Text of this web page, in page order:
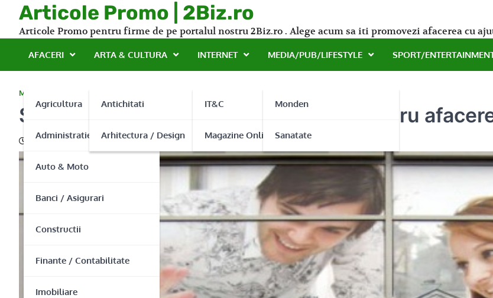
content
Articole Promo | 2Biz.ro
Articole Promo pentru firme de pe portalul nostru 2Biz.ro . Alege acum sa iti promovezi afacerea cu
AFACERI
Agricultura
Administratie Publica
Auto & Moto
Banci / Asigurari
Constructii
Finante / Contabilitate
Imobiliare
ARTA & CULTURA
Antichitati
Arhitectura / Design
INTERNET
IT&C
Magazine Online
MEDIA/PUB/LIFESTYLE
Monden
Sanatate
SPORT/
MEDIA/PUB/LIFESTYLE
Sepia Print – promovare de calitate pentru
11/04/2013